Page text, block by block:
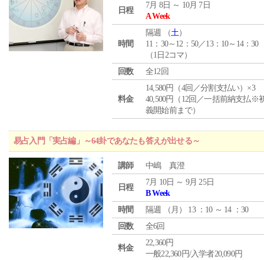
日程
7月 8日 ～ 10月 7日
A Week
時間
隔週 （土）
11：30～12：50／13：10～14：30
（1日2コマ）
回数
全12回
料金
14,580円（4回／分割支払い）×3
40,500円（12回／一括前納支払※
義開始前まで）
易占入門「実占編」～64卦であなたも答えが出せる～
講師 中嶋 真澄
日程
7月 10日 ～ 9月 25日
B Week
時間
隔週 （ 月 ） 13 ：10 ～ 14 ：30
回数
全6回
料金
22,360円
一般22,360円/入学者20,090円